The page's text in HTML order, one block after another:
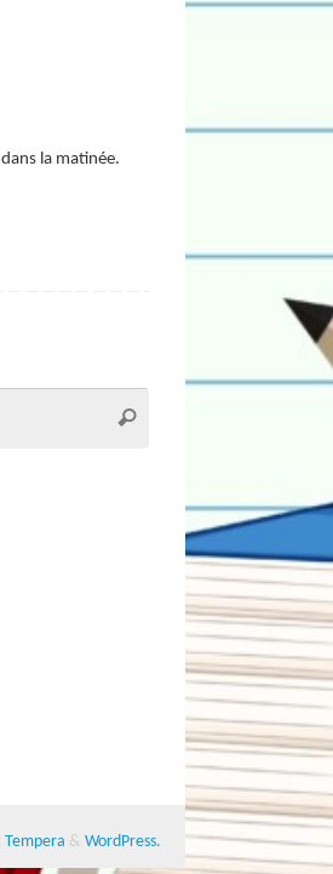
la matinée.
Rechercher
Tempera & WordPress.